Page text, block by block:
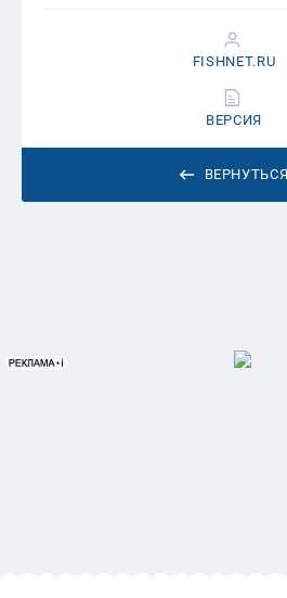
ВЕРНУТЬСЯ
FISHNET.RU
ВЕРСИЯ